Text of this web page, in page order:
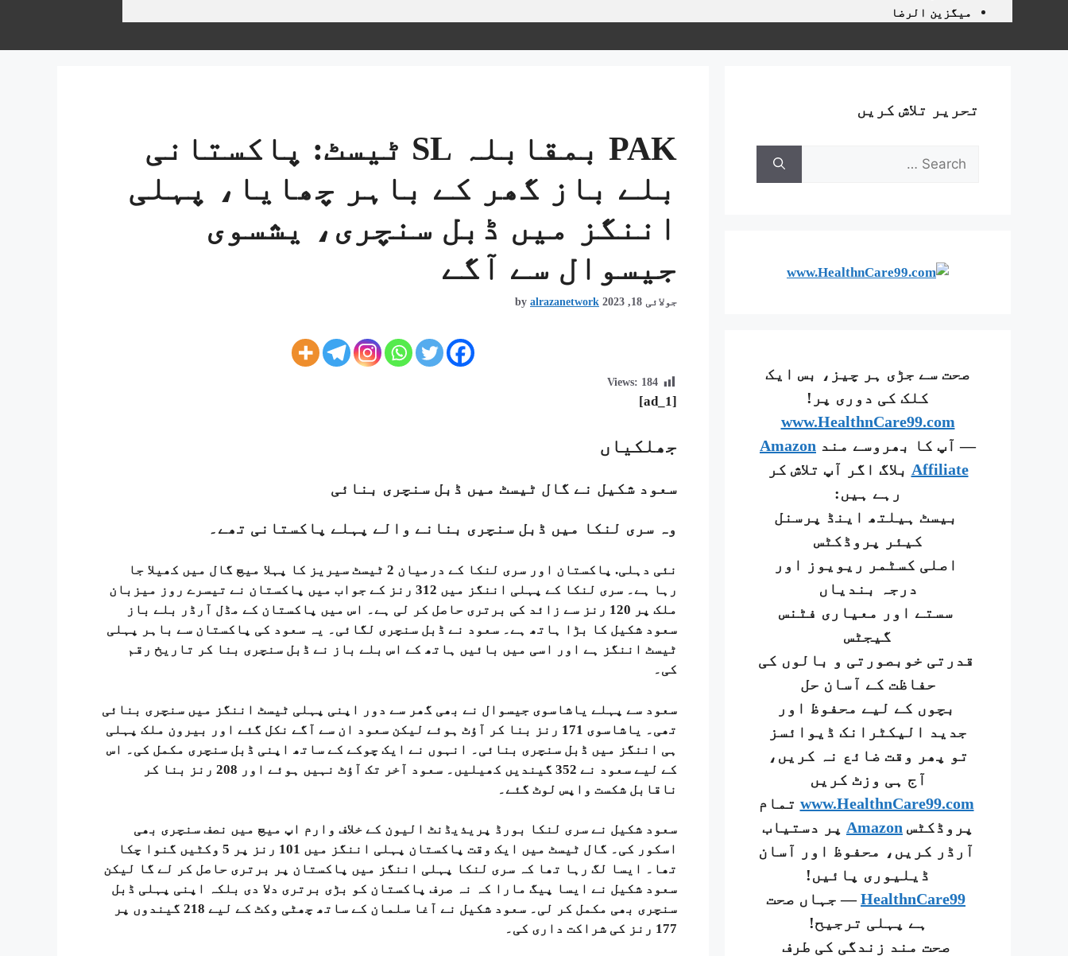
میگزین الرضا
PAK بمقابلہ SL ٹیسٹ: پاکستانی
بلے باز گھر کے باہر چھایا، پہلی
اننگز میں ڈبل سنچری، یشسوی
جیسوال سے آگے
جولائی 18, 2023 by alrazanetwork
Views: 184
[ad_1]
جھلکیاں
سعود شکیل نے گال ٹیسٹ میں ڈبل سنچری بنائی
وہ سری لنکا میں ڈبل سنچری بنانے والے پہلے پاکستانی تھے۔
نئی دہلی.
پاکستان اور سری لنکا کے درمیان 2 ٹیسٹ سیریز کا پہلا میچ گال میں کھیلا جا
رہا ہے۔ سری لنکا کے پہلی اننگز میں 312 رنز کے جواب میں پاکستان نے تیسرے روز میزبان
ملک پر 120 رنز سے زائد کی برتری حاصل کر لی ہے۔ اس میں پاکستان کے مڈل آرڈر بلے باز
سعود شکیل کا بڑا ہاتھ ہے۔ سعود نے ڈبل سنچری لگائی۔ یہ سعود کی پاکستان سے باہر پہلی
ٹیسٹ اننگز ہے اور اسی میں بائیں ہاتھ کے اس بلے باز نے ڈبل سنچری بنا کر تاریخ رقم
کی۔
سعود سے پہلے یاشاسوی جیسوال نے بھی گھر سے دور اپنی پہلی ٹیسٹ اننگز میں سنچری بنائی
تھی۔ یاشاسوی 171 رنز بنا کر آؤٹ ہوئے لیکن سعود ان سے آگے نکل گئے اور بیرون ملک پہلی
ہی اننگز میں ڈبل سنچری بنائی۔ انہوں نے ایک چوکے کے ساتھ اپنی ڈبل سنچری مکمل کی۔ اس
کے لیے سعود نے 352 گیندیں کھیلیں۔ سعود آخر تک آؤٹ نہیں ہوئے اور 208 رنز بنا کر
ناقابل شکست واپس لوٹ گئے۔
سعود شکیل نے سری لنکا بورڈ پریذیڈنٹ الیون کے خلاف وارم اپ میچ میں نصف سنچری بھی
اسکور کی۔ گال ٹیسٹ میں ایک وقت پاکستان پہلی اننگز میں 101 رنز پر 5 وکٹیں گنوا چکا
تھا۔ ایسا لگ رہا تھا کہ سری لنکا پہلی اننگز میں پاکستان پر برتری حاصل کر لے گا لیکن
سعود شکیل نے ایسا پیگ مارا کہ نہ صرف پاکستان کو بڑی برتری دلا دی بلکہ اپنی پہلی ڈبل
سنچری بھی مکمل کر لی۔ سعود شکیل نے آغا سلمان کے ساتھ چھٹی وکٹ کے لیے 218 گیندوں پر
177 رنز کی شراکت داری کی۔
تحریر تلاش کریں
صحت سے جڑی ہر چیز، بس ایک
کلک کی دوری پر!
www.HealthnCare99.com
— آپ کا بھروسے مند Amazon
Affiliate بلاگ اگر آپ تلاش کر
رہے ہیں:
بیسٹ ہیلتھ اینڈ پرسنل
کیئر پروڈکٹس
اصلی کسٹمر ریویوز اور
درجہ بندیاں
سستے اور معیاری فٹنس
گیجٹس
قدرتی خوبصورتی و بالوں کی
حفاظت کے آسان حل
بچوں کے لیے محفوظ اور
جدید الیکٹرانک ڈیوائسز
تو پھر وقت ضائع نہ کریں،
آج ہی وزٹ کریں
www.HealthnCare99.com تمام
پروڈکٹس Amazon پر دستیاب
آرڈر کریں، محفوظ اور آسان
ڈیلیوری پائیں!
HealthnCare99— جہاں صحت
ہے پہلی ترجیح!
صحت مند زندگی کی طرف